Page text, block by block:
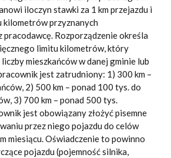
iloczyn stawki za 1 km przejazdu i
kilometrów przyznanych
Rozporządzenie określa
limitu kilometrów, który
mieszkańców w danej gminie lub
jest zatrudniony: 1) 300 km –
2) 500 km – ponad 100 tys. do
3) 700 km – ponad 500 tys.
jest obowiązany złożyć pisemne
przez niego pojazdu do celów
miesiącu. Oświadczenie to powinno
pojazdu (pojemność silnika,